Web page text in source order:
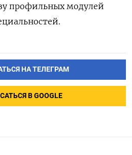
профильных модулей
НА ТЕЛЕГРАМ
В GOOGLE